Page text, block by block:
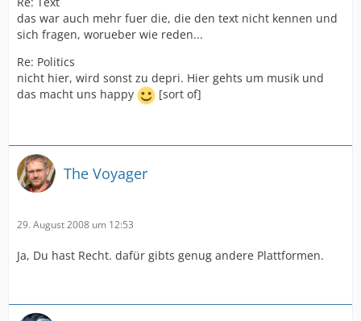
das war auch mehr fuer die, die den text nicht kennen und
sich fragen, worueber wie reden...
Re: Politics
nicht hier, wird sonst zu depri. Hier gehts um musik und
das macht uns happy
[sort of]
The Voyager
29. August 2008 um 12:53
Ja, Du hast Recht. dafür gibts genug andere Plattformen.